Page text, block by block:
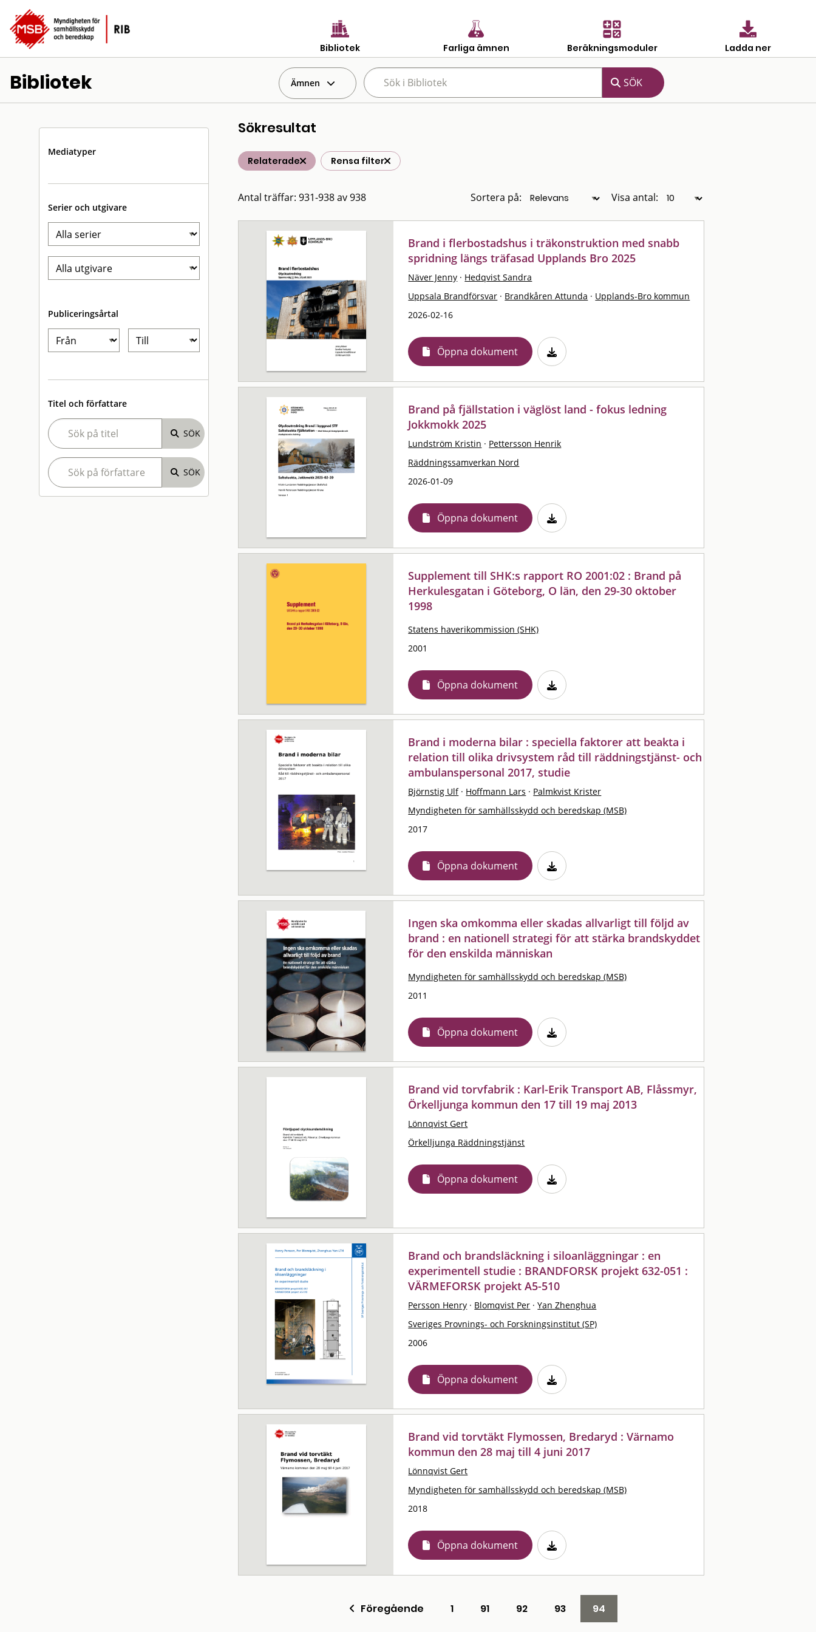
Bibliotek Farliga ämnen Beräkningsmoduler Ladda ner
Bibliotek Ämnen
Mediatyper
Serier och utgivare
Publiceringsårtal
Titel och författare
Sökresultat
Relaterade Rensa filter
Antal träffar: 931-938 av 938 Sortera på: Visa antal:
Brand i flerbostadshus i träkonstruktion med snabb
spridning längs träfasad Upplands Bro 2025
Näver Jenny · Hedqvist Sandra
Uppsala Brandförsvar · Brandkåren Attunda · Upplands-Bro kommun
2026-02-16
Öppna dokument
Brand på fjällstation i väglöst land - fokus ledning
Jokkmokk 2025
Lundström Kristin · Pettersson Henrik
Räddningssamverkan Nord
2026-01-09
Öppna dokument
Supplement till SHK:s rapport RO 2001:02 : Brand på
Herkulesgatan i Göteborg, O län, den 29-30 oktober
1998
Statens haverikommission (SHK)
2001
Öppna dokument
Brand i moderna bilar : speciella faktorer att beakta i
relation till olika drivsystem råd till räddningstjänst- och
ambulanspersonal 2017, studie
Björnstig Ulf · Hoffmann Lars · Palmkvist Krister
Myndigheten för samhällsskydd och beredskap (MSB)
2017
Öppna dokument
Ingen ska omkomma eller skadas allvarligt till följd av
brand : en nationell strategi för att stärka brandskyddet
för den enskilda människan
Myndigheten för samhällsskydd och beredskap (MSB)
2011
Öppna dokument
Brand vid torvfabrik : Karl-Erik Transport AB, Flåssmyr,
Örkelljunga kommun den 17 till 19 maj 2013
Lönnqvist Gert
Örkelljunga Räddningstjänst
Öppna dokument
Brand och brandsläckning i siloanläggningar : en
experimentell studie : BRANDFORSK projekt 632-051 :
VÄRMEFORSK projekt A5-510
Persson Henry · Blomqvist Per · Yan Zhenghua
Sveriges Provnings- och Forskningsinstitut (SP)
2006
Öppna dokument
Brand vid torvtäkt Flymossen, Bredaryd : Värnamo
kommun den 28 maj till 4 juni 2017
Lönnqvist Gert
Myndigheten för samhällsskydd och beredskap (MSB)
2018
Öppna dokument
Föregående 1 91 92 93 94